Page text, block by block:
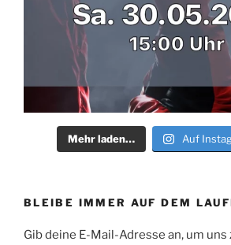
Mehr laden… Auf
BLEIBE IMMER AUF DEM
Gib deine E-Mail-Adresse an, um uns